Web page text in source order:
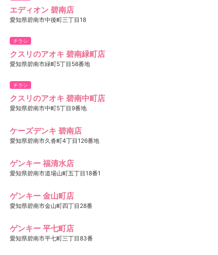
エディオン 碧南店
愛知県碧南市中後町三丁目18
チラシ
クスリのアオキ 碧南緑町店
愛知県碧南市緑町5丁目58番地
チラシ
クスリのアオキ 碧南中町店
愛知県碧南市中町5丁目9番地
ケーズデンキ 碧南店
愛知県碧南市久沓町4丁目126番地
ゲンキー 福清水店
愛知県碧南市道場山町五丁目18番1
ゲンキー 金山町店
愛知県碧南市金山町四丁目28番
ゲンキー 平七町店
愛知県碧南市平七町三丁目83番